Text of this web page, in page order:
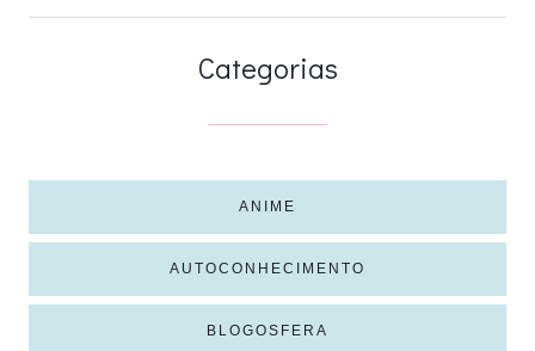
Categorias
ANIME
AUTOCONHECIMENTO
BLOGOSFERA